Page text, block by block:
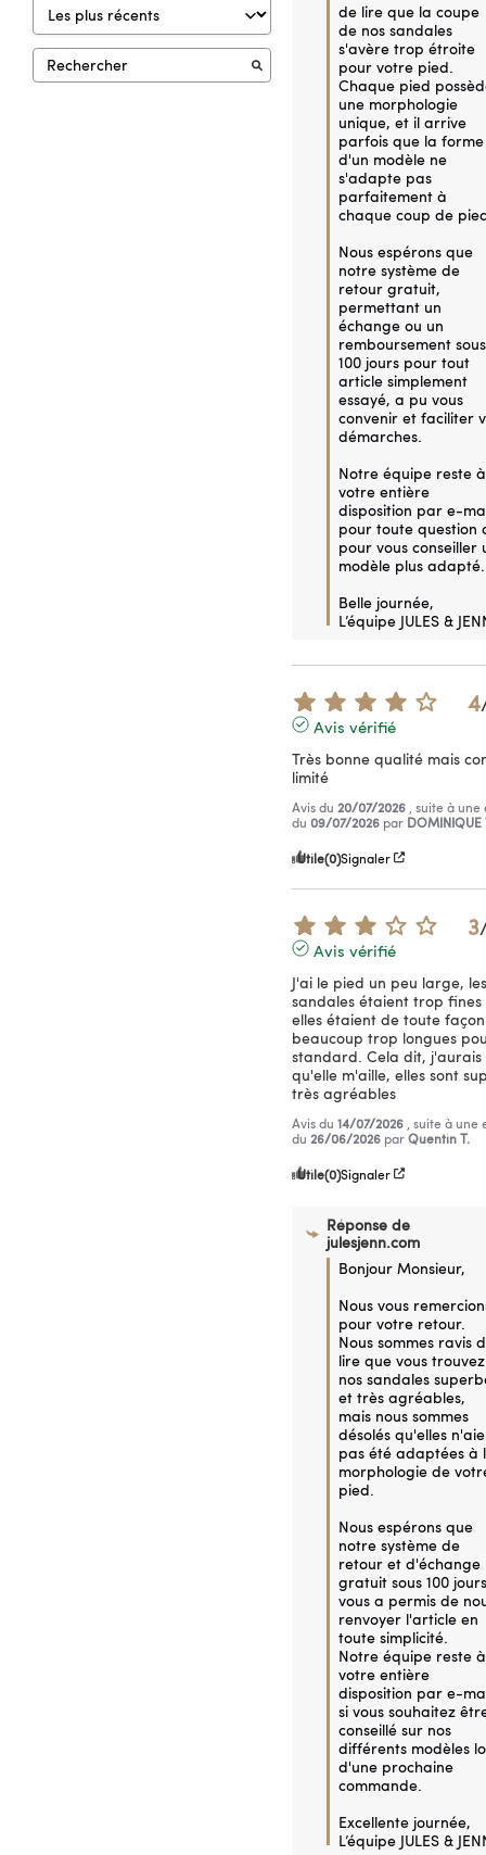
de lire que la coupe
de nos sandales
s'avère trop étroite
pour votre pied.
Chaque pied
une morphologie
unique, et il arrive
parfois que la forme
d'un modèle ne
s'adapte pas
parfaitement à
chaque coup de
Nous espérons que
notre système de
retour gratuit,
permettant un
échange ou un
remboursement sous
100 jours pour tout
article simplement
essayé, a pu vous
convenir et faciliter
démarches.
Notre équipe reste à
votre entière
disposition par e-
pour toute question
pour vous conseiller
modèle plus adapté.
Belle journée,
L’équipe JULES &
4
Avis vérifié
Très bonne qualité mais
limité
Avis du 20/07/2026 , suite à
du 09/07/2026 par DOMINIQUE
Utile(0)Signaler
3
Avis vérifié
J'ai le pied un peu large, les
sandales étaient trop fines
elles étaient de toute façon
beaucoup trop longues
standard. Cela dit,
qu'elle m'aille, elles sont
très agréables
Avis du 14/07/2026 , suite à
du 26/06/2026 parQuentin T.
Utile(0)Signaler
Réponse de
julesjenn.com
Bonjour Monsieur,
Nous vous
pour votre retour.
Nous sommes ravis
lire que vous trouvez
nos sandales
et très agréables,
mais nous sommes
désolés qu'elles
pas été adaptées à
morphologie de
pied.
Nous espérons que
notre système de
retour et d'échange
gratuit sous 100 jours
vous a permis de
renvoyer l'article en
toute simplicité.
Notre équipe reste à
votre entière
disposition par e-
si vous souhaitez
conseillé sur nos
différents modèles
d'une prochaine
commande.
Excellente journée,
L’équipe JULES &